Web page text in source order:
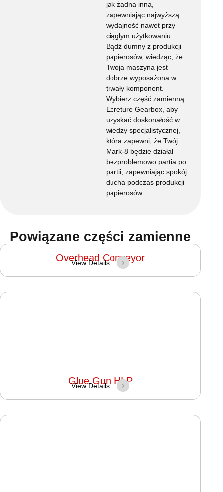
jak żadna inna,
zapewniając najwyższą
wydajność nawet przy
ciągłym użytkowaniu.
Bądź dumny z produkcji
papierosów, wiedząc, że
Twoja maszyna jest
dobrze wyposażona w
trwały komponent.
Wybierz część zamienną
Ecreture Gearbox, aby
uzyskać doskonałość w
wiedzy specjalistycznej,
która zapewni, że Twój
Mark-8 będzie działał
bezproblemowo partia po
partii, zapewniając spokój
ducha podczas produkcji
papierosów.
Powiązane części zamienne
Overhead Conveyor
View Details
Glue Gun HLP
View Details